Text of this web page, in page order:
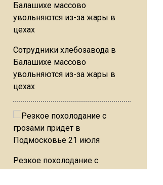
Сотрудники хлебозавода в
Балашихе массово
увольняются из-за жары в
цехах
Резкое похолодание с
грозами придет в